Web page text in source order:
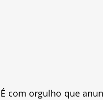
É com orgulho que